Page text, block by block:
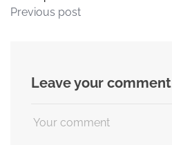
Previous post
Leave your comment